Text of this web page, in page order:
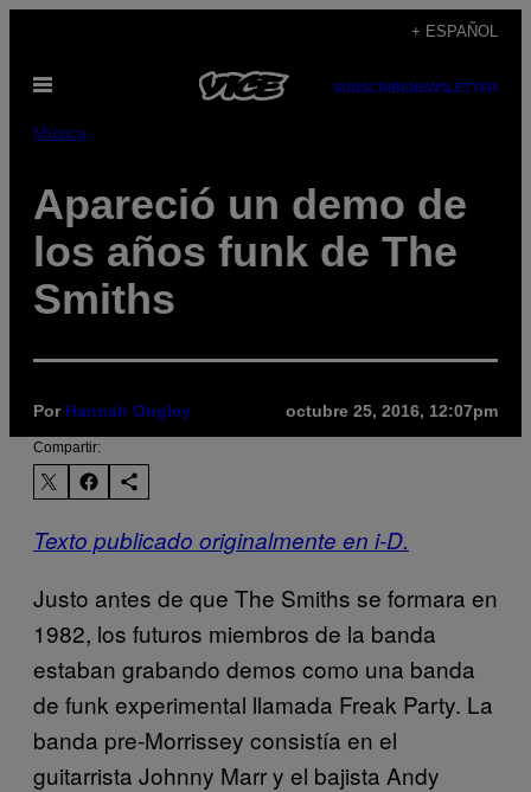
contenido
+ ESPAÑOL
Abrir
SUBSCRIBENEWSLETTER
Música
Apareció un demo de
los años funk de The
Smiths
Por Hannah Ongley octubre 25, 2016, 12:07pm
Compartir:
Texto publicado originalmente en i-D.
Justo antes de que The Smiths se formara en
1982, los futuros miembros de la banda
estaban grabando demos como una banda
de funk experimental llamada Freak Party. La
banda pre-Morrissey ​ consistía en el
guitarrista Johnny Marr y el bajista Andy